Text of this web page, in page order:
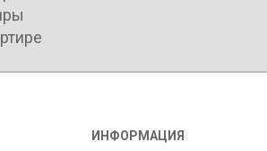
ИНФОРМАЦИЯ